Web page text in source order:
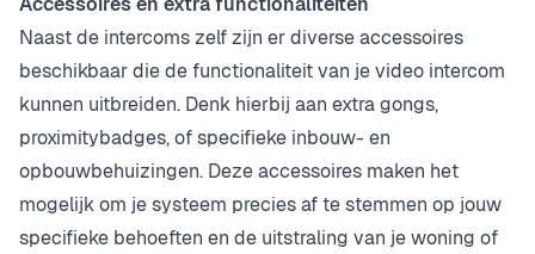
Naast de intercoms zelf zijn er diverse accessoires
beschikbaar die de functionaliteit van je video intercom
kunnen uitbreiden. Denk hierbij aan extra gongs,
proximitybadges, of specifieke inbouw- en
opbouwbehuizingen. Deze accessoires maken het
mogelijk om je systeem precies af te stemmen op jouw
specifieke behoeften en de uitstraling van je woning of